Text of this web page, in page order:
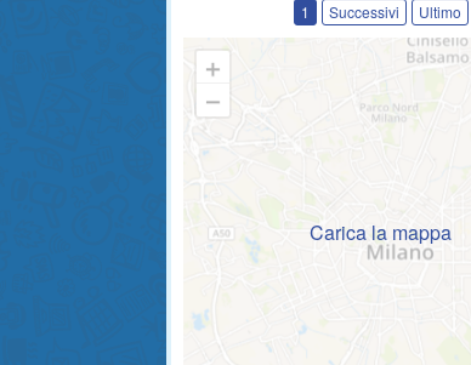
1 Successivi Ultimo
Carica la mappa